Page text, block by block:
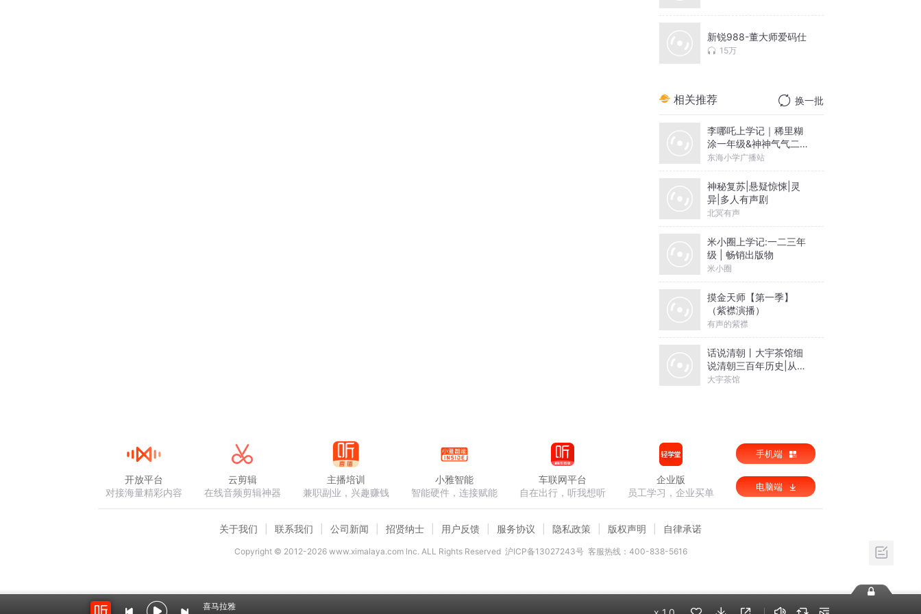
新锐988-董大师爱码仕
15万
相关推荐 换一批
李哪吒上学记｜稀里糊
涂一年级&神神气气二年
级
东海小学广播站
神秘复苏|悬疑惊悚|灵
异|多人有声剧
北冥有声
米小圈上学记:一二三年
级 | 畅销出版物
米小圈
摸金天师【第一季】
（紫襟演播）
有声的紫襟
话说清朝丨大宇茶馆细
说清朝三百年历史|从努
尔哈赤到末代皇帝溥仪|
大宇茶馆
喜马拉雅
开放平台
对接海量精彩内容
云剪辑
在线音频剪辑神器
主播培训
兼职副业，兴趣赚钱
小雅智能
智能硬件，连接赋能
车联网平台
自在出行，听我想听
企业版
员工学习，企业买单
手机端
电脑端
关于我们 联系我们 公司新闻 招贤纳士 用户反馈 服务协议 隐私政策 版权声明 自律承诺
Copyright © 2012-2026www.ximalaya.com lnc. ALL Rights Reserved 沪ICP备13027243号 客服热线：400-838-5616